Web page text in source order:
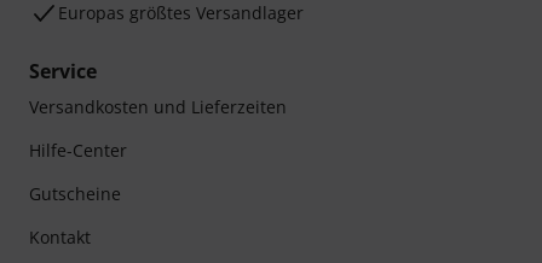
Europas größtes Versandlager
Service
Versandkosten und Lieferzeiten
Hilfe-Center
Gutscheine
Kontakt